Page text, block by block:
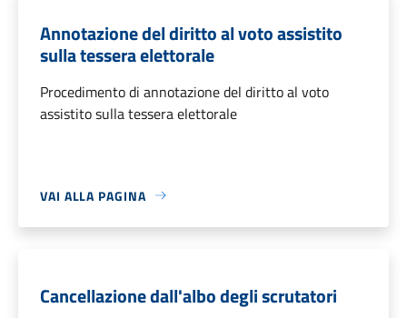
Annotazione del diritto al voto assistito
sulla tessera elettorale
Procedimento di annotazione del diritto al voto
assistito sulla tessera elettorale
VAI ALLA PAGINA
Cancellazione dall'albo degli scrutatori